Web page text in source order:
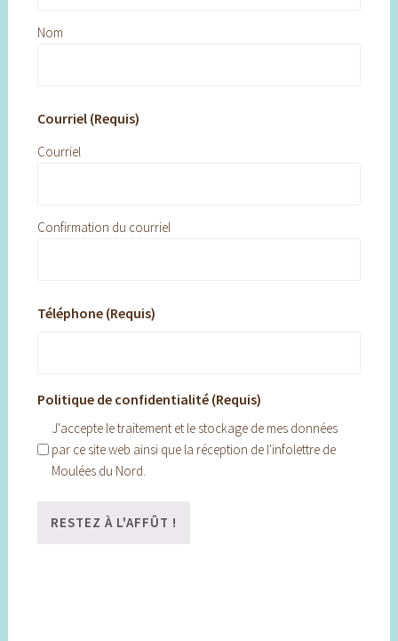
Nom
Courriel (Requis)
Courriel
Confirmation du courriel
Téléphone (Requis)
Politique de confidentialité (Requis)
J'accepte le traitement et le stockage de mes données
par ce site web ainsi que la réception de l'infolettre de
Moulées du Nord.